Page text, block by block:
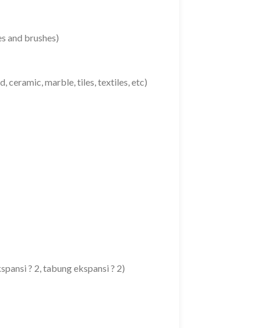
and brushes)
ceramic, marble, tiles, textiles, etc)
? 2, tabung ekspansi ? 2)